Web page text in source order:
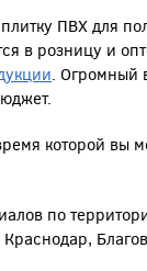
ПВХ для
в розницу и
. Огромный
которой вы
по
Краснодар,